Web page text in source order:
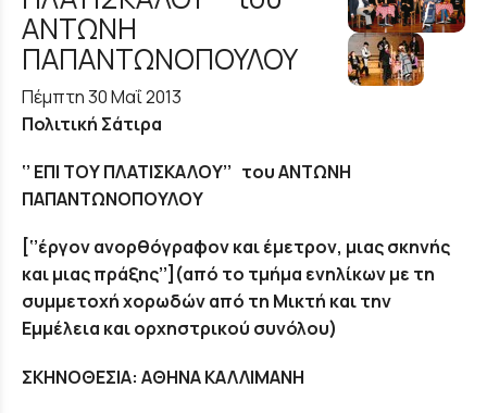
ΑΝΤΩΝΗ
ΠΑΠΑΝΤΩΝΟΠΟΥΛΟΥ
Πέμπτη 30 Μαΐ 2013
Πολιτική Σάτιρα
‘’ ΕΠΙ ΤΟΥ ΠΛΑΤΙΣΚΑΛΟΥ’’ του ΑΝΤΩΝΗ
ΠΑΠΑΝΤΩΝΟΠΟΥΛΟΥ
[‘’έργον ανορθόγραφον και έμετρον, μιας σκηνής
και μιας πράξης’’](από το τμήμα ενηλίκων με τη
συμμετοχή χορωδών από τη Μικτή και την
Εμμέλεια και ορχηστρικού συνόλου)
ΣΚΗΝΟΘΕΣΙΑ: ΑΘΗΝΑ ΚΑΛΛΙΜΑΝΗ